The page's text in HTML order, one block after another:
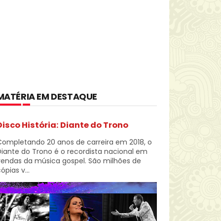
EM DESTAQUE
História: Diante do Trono
20 anos de carreira em 2018, o
do Trono é o recordista nacional em
da música gospel. São milhões de
v...